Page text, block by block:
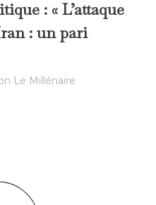
: « L’attaque
: un pari
Le Millénaire